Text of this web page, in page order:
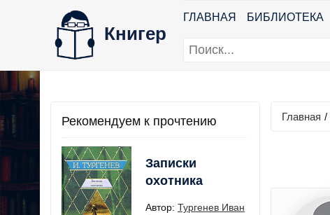
Книгер
ГЛАВНАЯ БИБЛИОТЕКА
Рекомендуем к прочтению
Записки
охотника
Автор: Тургенев Иван
Главная /